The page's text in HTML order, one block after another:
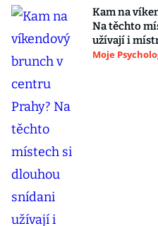
Kam na
Na těchto
užívají i
Moje